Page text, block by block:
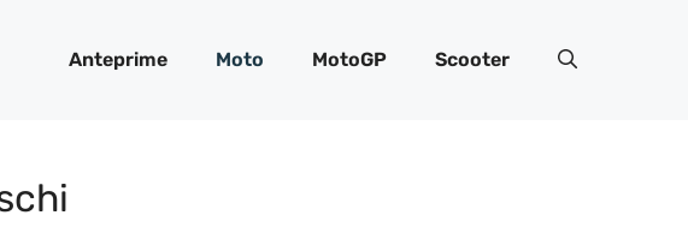
Anteprime Moto MotoGP Scooter